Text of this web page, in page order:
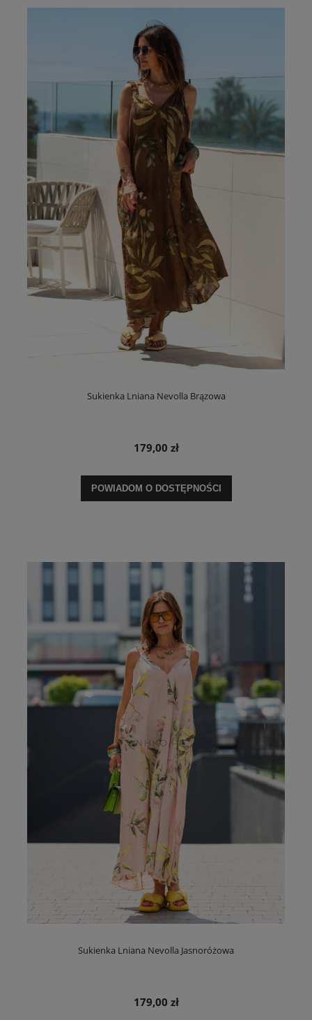
Sukienka Lniana Nevolla Brązowa
179,00 zł
POWIADOM O DOSTĘPNOŚCI
Sukienka Lniana Nevolla Jasnoróżowa
179,00 zł